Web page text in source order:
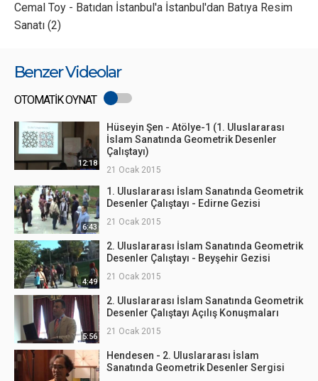
Cemal Toy - Batıdan İstanbul'a İstanbul'dan Batıya Resim
Sanatı (2)
Benzer Videolar
OTOMATİK OYNAT
12:18
Hüseyin Şen - Atölye-1 (1. Uluslararası
İslam Sanatında Geometrik Desenler
Çalıştayı)
21 Ocak 2015
6:43
1. Uluslararası İslam Sanatında Geometrik
Desenler Çalıştayı - Edirne Gezisi
21 Ocak 2015
4:49
2. Uluslararası İslam Sanatında Geometrik
Desenler Çalıştayı - Beyşehir Gezisi
21 Ocak 2015
5:56
2. Uluslararası İslam Sanatında Geometrik
Desenler Çalıştayı Açılış Konuşmaları
21 Ocak 2015
Hendesen - 2. Uluslararası İslam
Sanatında Geometrik Desenler Sergisi